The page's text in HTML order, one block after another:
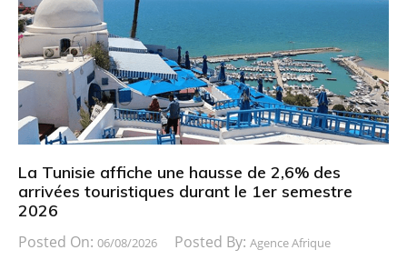
La Tunisie affiche une hausse de 2,6% des
arrivées touristiques durant le 1er semestre
2026
Posted On: 06/08/2026 Posted By: Agence Afrique